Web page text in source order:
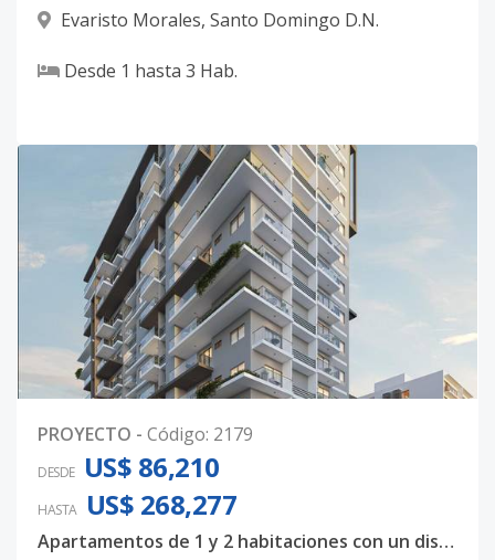
Evaristo Morales, Santo Domingo D.N.
Desde 1 hasta 3 Hab.
PROYECTO - Código: 2179
DESDE US$ 86,210
HASTA US$ 268,277
Apartamentos de 1 y 2 habitaciones con un diseño totalmente majestuoso